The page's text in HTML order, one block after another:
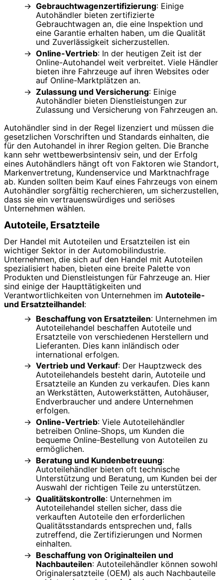
Gebrauchtwagenzertifizierung: Einige
Autohändler bieten zertifizierte
Gebrauchtwagen an, die eine Inspektion und
eine Garantie erhalten haben, um die Qualität
und Zuverlässigkeit sicherzustellen.
Online-Vertrieb: In der heutigen Zeit ist der
Online-Autohandel weit verbreitet. Viele Händler
bieten ihre Fahrzeuge auf ihren Websites oder
auf Online-Marktplätzen an.
Zulassung und Versicherung: Einige
Autohändler bieten Dienstleistungen zur
Zulassung und Versicherung von Fahrzeugen an.
Autohändler sind in der Regel lizenziert und müssen die
gesetzlichen Vorschriften und Standards einhalten, die
für den Autohandel in ihrer Region gelten. Die Branche
kann sehr wettbewerbsintensiv sein, und der Erfolg
eines Autohändlers hängt oft von Faktoren wie Standort,
Markenvertretung, Kundenservice und Marktnachfrage
ab. Kunden sollten beim Kauf eines Fahrzeugs von einem
Autohändler sorgfältig recherchieren, um sicherzustellen,
dass sie ein vertrauenswürdiges und seriöses
Unternehmen wählen.
Autoteile, Ersatzteile
Der Handel mit Autoteilen und Ersatzteilen ist ein
wichtiger Sektor in der Automobilindustrie.
Unternehmen, die sich auf den Handel mit Autoteilen
spezialisiert haben, bieten eine breite Palette von
Produkten und Dienstleistungen für Fahrzeuge an. Hier
sind einige der Haupttätigkeiten und
Verantwortlichkeiten von Unternehmen im Autoteile-
und Ersatzteilhandel:
Beschaffung von Ersatzteilen: Unternehmen im
Autoteilehandel beschaffen Autoteile und
Ersatzteile von verschiedenen Herstellern und
Lieferanten. Dies kann inländisch oder
international erfolgen.
Vertrieb und Verkauf: Der Hauptzweck des
Autoteilehandels besteht darin, Autoteile und
Ersatzteile an Kunden zu verkaufen. Dies kann
an Werkstätten, Autowerkstätten, Autohäuser,
Endverbraucher und andere Unternehmen
erfolgen.
Online-Vertrieb: Viele Autoteilehändler
betreiben Online-Shops, um Kunden die
bequeme Online-Bestellung von Autoteilen zu
ermöglichen.
Beratung und Kundenbetreuung:
Autoteilehändler bieten oft technische
Unterstützung und Beratung, um Kunden bei der
Auswahl der richtigen Teile zu unterstützen.
Qualitätskontrolle: Unternehmen im
Autoteilehandel stellen sicher, dass die
verkauften Autoteile den erforderlichen
Qualitätsstandards entsprechen und, falls
zutreffend, die Zertifizierungen und Normen
einhalten.
Beschaffung von Originalteilen und
Nachbauteilen: Autoteilehändler können sowohl
Originalersatzteile (OEM) als auch Nachbauteile